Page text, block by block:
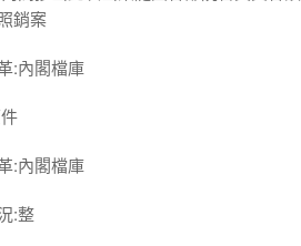
銷案
:內閣檔庫
:內閣檔庫
:整